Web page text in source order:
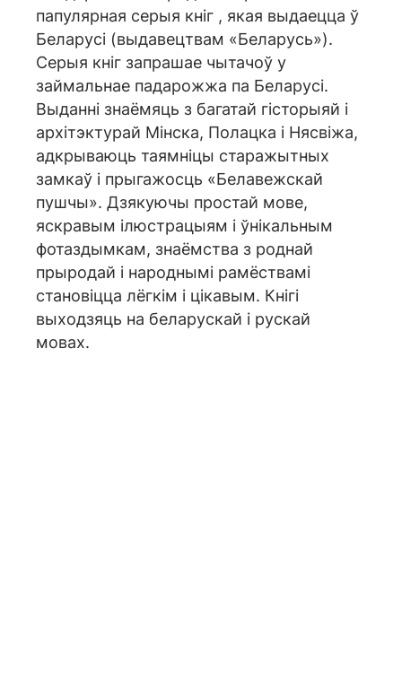
папулярная серыя кніг , якая выдаецца ў
Беларусі (выдавецтвам «Беларусь»).
Серыя кніг запрашае чытачоў у
займальнае падарожжа па Беларусі.
Выданні знаёмяць з багатай гісторыяй і
архітэктурай Мінска, Полацка і Нясвіжа,
адкрываюць таямніцы старажытных
замкаў і прыгажосць «Белавежскай
пушчы». Дзякуючы простай мове,
яскравым ілюстрацыям і ўнікальным
фотаздымкам, знаёмства з роднай
прыродай і народнымі рамёствамі
становіцца лёгкім і цікавым. Кнігі
выходзяць на беларускай і рускай
мовах.